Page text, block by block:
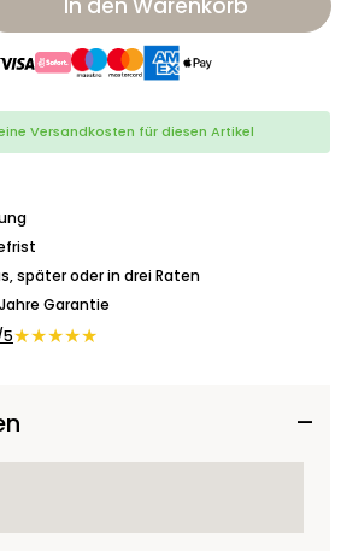
In den Warenkorb
Versandkosten für diesen Artikel
später oder in drei Raten
Garantie
★★★★★